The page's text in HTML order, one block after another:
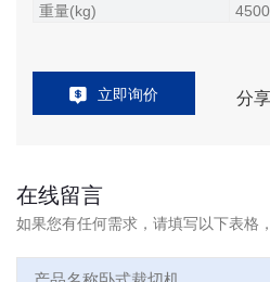
重量(kg)
4500
立即询价 分
在线留言
如果您有任何需求，请填写以下表格